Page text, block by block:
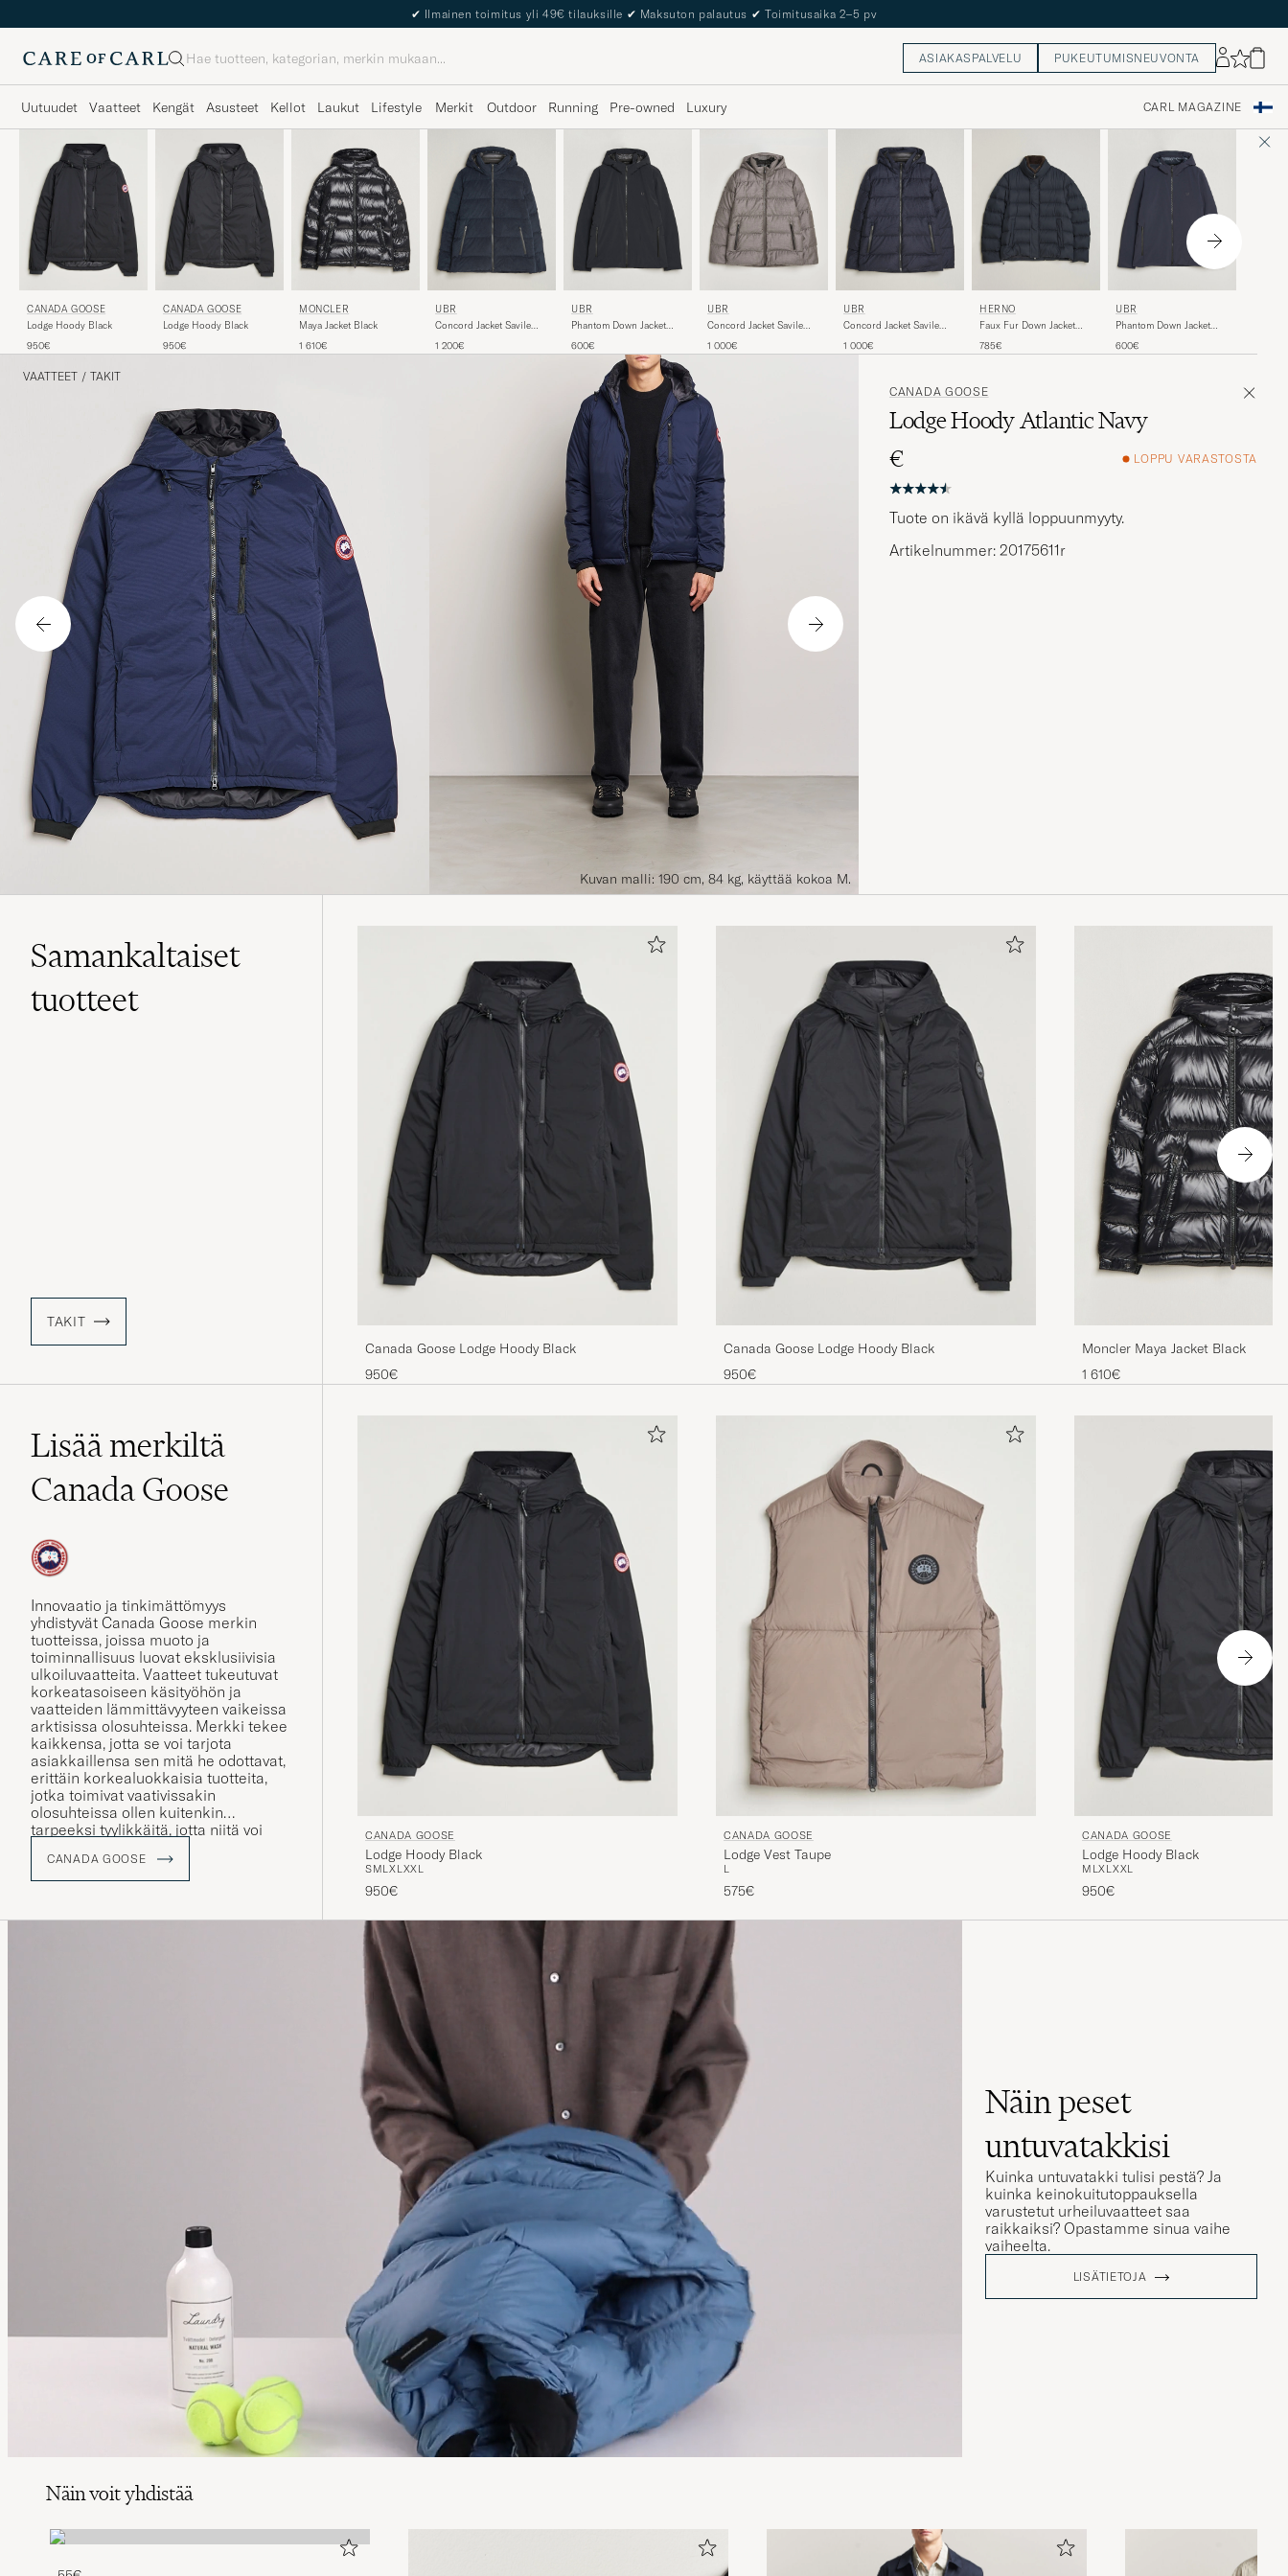
The Care of Carl Passport
Haku ASIAKASPALVELU PUKEUTUMISNEUVONTA
Uutuudet Vaatteet Kengät Asusteet Kellot Laukut Lifestyle Merkit Outdoor Running Pre-owned Luxury CARL MAGAZINE
CANADA GOOSE
Lodge Hoody Black
950€
CANADA GOOSE
Lodge Hoody Black
950€
MONCLER
Maya Jacket Black
1 610€
UBR
Concord Jacket Savile
1 200€
UBR
Phantom Down Jacket
600€
UBR
Concord Jacket Savile
1 000€
UBR
Concord Jacket Savile
1 000€
HERNO
Faux Fur Down Jacket
785€
UBR
Phantom Down Jacket
600€
VAATTEET / TAKIT
Kuvan malli: 190 cm, 84 kg, käyttää kokoa M.
CANADA GOOSE
Lodge Hoody Atlantic Navy
€
LOPPU VARASTOSTA
Tuote on ikävä kyllä loppuunmyyty.
Artikelnummer: 20175611r
Samankaltaiset
tuotteet
TAKIT
Canada Goose Lodge Hoody Black
950€
Canada Goose Lodge Hoody Black
950€
Moncler Maya Jacket Black
1 610€
Lisää merkiltä
Canada Goose
Innovaatio ja tinkimättömyys
yhdistyvät Canada Goose merkin
tuotteissa, joissa muoto ja
toiminnallisuus luovat eksklusiivisia
ulkoiluvaatteita. Vaatteet tukeutuvat
korkeatasoiseen käsityöhön ja
vaatteiden lämmittävyyteen vaikeissa
arktisissa olosuhteissa. Merkki tekee
kaikkensa, jotta se voi tarjota
asiakkaillensa sen mitä he odottavat,
erittäin korkealuokkaisia tuotteita,
jotka toimivat vaativissakin
olosuhteissa ollen kuitenkin
tarpeeksi tyylikkäitä, jotta niitä voi
metropoleissa, kuten New Yorkissa,
Milanossa tai Tokiossa.
CANADA GOOSE
CANADA GOOSE
Lodge Hoody Black
SMLXL XXL
950€
CANADA GOOSE
Lodge Vest Taupe
L
575€
CANADA GOOSE
Lodge Hoody Black
M LXL XXL
950€
Näin peset
untuvatakkisi
Kuinka untuvatakki tulisi pestä? Ja
kuinka keinokuitutoppauksella
varustetut urheiluvaatteet saa
raikkaiksi? Opastamme sinua vaihe
vaiheelta.
LISÄTIETOJA
Näin voit yhdistää